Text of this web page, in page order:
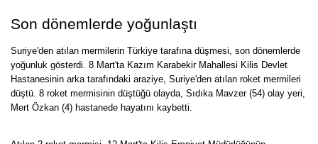
Son dönemlerde yoğunlaştı
Suriye'den atılan mermilerin Türkiye tarafına düşmesi, son dönemlerde
yoğunluk gösterdi. 8 Mart'ta Kazım Karabekir Mahallesi Kilis Devlet
Hastanesinin arka tarafındaki araziye, Suriye'den atılan roket mermileri
düştü. 8 roket mermisinin düştüğü olayda, Sıdıka Mavzer (54) olay yeri,
Mert Özkan (4) hastanede hayatını kaybetti.